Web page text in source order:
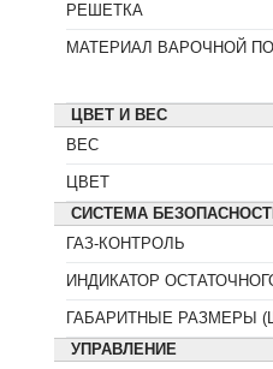
РЕШЕТКА
МАТЕРИАЛ ВАРОЧНОЙ
ЦВЕТ И ВЕС
ВЕС
ЦВЕТ
СИСТЕМА
ГАЗ-КОНТРОЛЬ
ИНДИКАТОР
ГАБАРИТНЫЕ РАЗМЕРЫ
УПРАВЛЕНИЕ